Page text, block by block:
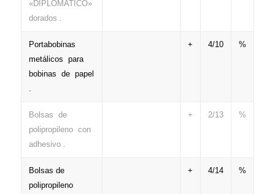
«DIPLOMATICO»
dorados .
Portabobinas
metálicos para
bobinas de papel
+ 4/10 %
Bolsas de
polipropileno con
adhesivo .
+ 2/13 %
Bolsas de
polipropileno
+ 4/14 %